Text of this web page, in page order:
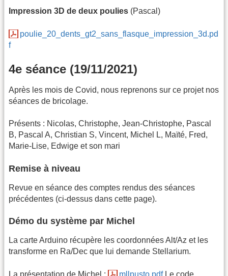
Impression 3D de deux poulies (Pascal)
poulie_20_dents_gt2_sans_flasque_impression_3d.pd
f
4e séance (19/11/2021)
Après les mois de Covid, nous reprenons sur ce projet nos
séances de bricolage.
Présents : Nicolas, Christophe, Jean-Christophe, Pascal
B, Pascal A, Christian S, Vincent, Michel L, Maïté, Fred,
Marie-Lise, Edwige et son mari
Remise à niveau
Revue en séance des comptes rendus des séances
précédentes (ci-dessus dans cette page).
Démo du système par Michel
La carte Arduino récupère les coordonnées Alt/Az et les
transforme en Ra/Dec que lui demande Stellarium.
La présentation de Michel : mllpusto.pdfLe code